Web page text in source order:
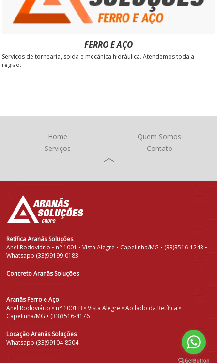
FERRO E AÇO
Serviços de tornearia, solda e mecânica hidráulica. Atendemos toda a
região.
Home
Quem Somos
Serviços
Contato
Retífica Aranãs Soluções
Anel Rodoviário • n° 1001 • Vista Alegre • Capelinha/MG • (33)3516-1243 •
Whatsapp (33)99199-0183
Concreto Aranãs Soluções
Aranãs Ferro e Aço
Anel Rodoviário • n° 1001 B • Vista Alegre • Ao lado da Retífica •
Capelinha/MG • (33)3516-4176
Locação Aranãs Soluções
Whatsapp (33)99104-8504